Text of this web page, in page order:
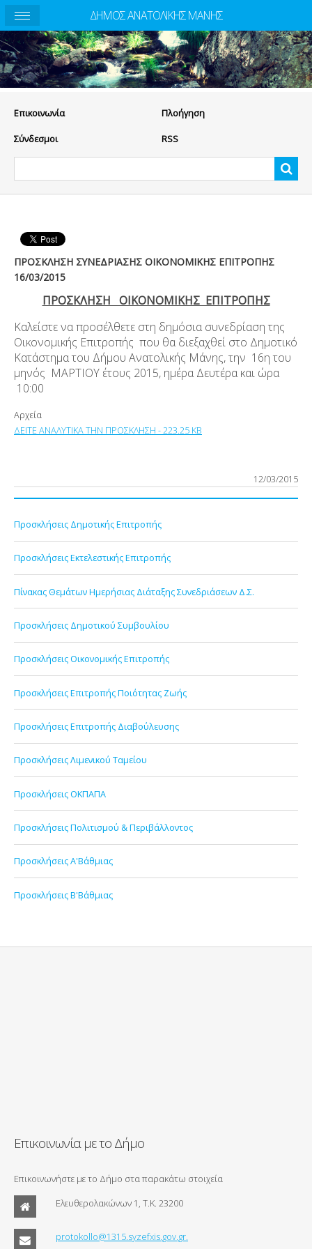
Eπικοινωνία Πλοήγηση
Σύνδεσμοι RSS
ΠΡΟΣΚΛΗΣΗ ΣΥΝΕΔΡΙΑΣΗΣ ΟΙΚΟΝΟΜΙΚΗΣ ΕΠΙΤΡΟΠΗΣ
16/03/2015
ΠΡΟΣΚΛΗΣΗ ΟΙΚΟΝΟΜΙΚΗΣ ΕΠΙΤΡΟΠΗΣ
Καλείστε να προσέλθετε στη δημόσια συνεδρίαση της
Οικονομικής Επιτροπής που θα διεξαχθεί στο Δημοτικό
Κατάστημα του Δήμου Ανατολικής Μάνης, την 16η του
μηνός ΜΑΡΤΙΟΥ έτους 2015, ημέρα Δευτέρα και ώρα
10:00
Αρχεία
ΔΕΙΤΕ ΑΝΑΛΥΤΙΚΑ ΤΗΝ ΠΡΟΣΚΛΗΣΗ - 223.25 KB
12/03/2015
Προσκλήσεις Δημοτικής Επιτροπής
Προσκλήσεις Εκτελεστικής Επιτροπής
Πίνακας Θεμάτων Ημερήσιας Διάταξης Συνεδριάσεων Δ.Σ.
Προσκλήσεις Δημοτικού Συμβουλίου
Προσκλήσεις Οικονομικής Επιτροπής
Προσκλήσεις Επιτροπής Ποιότητας Ζωής
Προσκλήσεις Επιτροπής Διαβούλευσης
Προσκλήσεις Λιμενικού Ταμείου
Προσκλήσεις ΟΚΠΑΠΑ
Προσκλήσεις Πολιτισμού & Περιβάλλοντος
Προσκλήσεις Α'Βάθμιας
Προσκλήσεις Β'Βάθμιας
Επικοινωνία με το Δήμο
Επικοινωνήστε με το Δήμο στα παρακάτω στοιχεία
Ελευθερολακώνων 1, Τ.Κ. 23200
protokollo@1315.syzefxis.gov.gr.
ΔΗΜΟΣ ΑΝΑΤΟΛΙΚΗΣ ΜΑΝΗΣ